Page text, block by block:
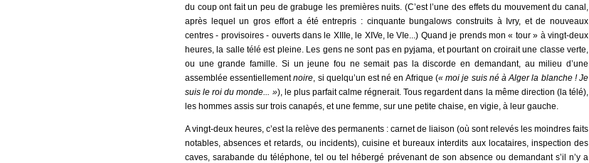
du coup ont fait un peu de grabuge les premières nuits. (C’est l’une des effets du mouvement du canal,
après lequel un gros effort a été entrepris : cinquante bungalows construits à Ivry, et de nouveaux
centres - provisoires - ouverts dans le XIIIe, le XIVe, le VIe...) Quand je prends mon « tour » à vingt-deux
heures, la salle télé est pleine. Les gens ne sont pas en pyjama, et pourtant on croirait une classe verte,
ou une grande famille. Si un jeune fou ne semait pas la discorde en demandant, au milieu d’une
assemblée essentiellementnoire, si quelqu’un est né en Afrique (« moi je suis né à Alger la blanche ! Je
suis le roi du monde... »), le plus parfait calme régnerait. Tous regardent dans la même direction (la télé),
les hommes assis sur trois canapés, et une femme, sur une petite chaise, en vigie, à leur gauche.
A vingt-deux heures, c’est la relève des permanents : carnet de liaison (où sont relevés les moindres faits
notables, absences et retards, ou incidents), cuisine et bureaux interdits aux locataires, inspection des
caves, sarabande du téléphone, tel ou tel hébergé prévenant de son absence ou demandant s’il n’y a